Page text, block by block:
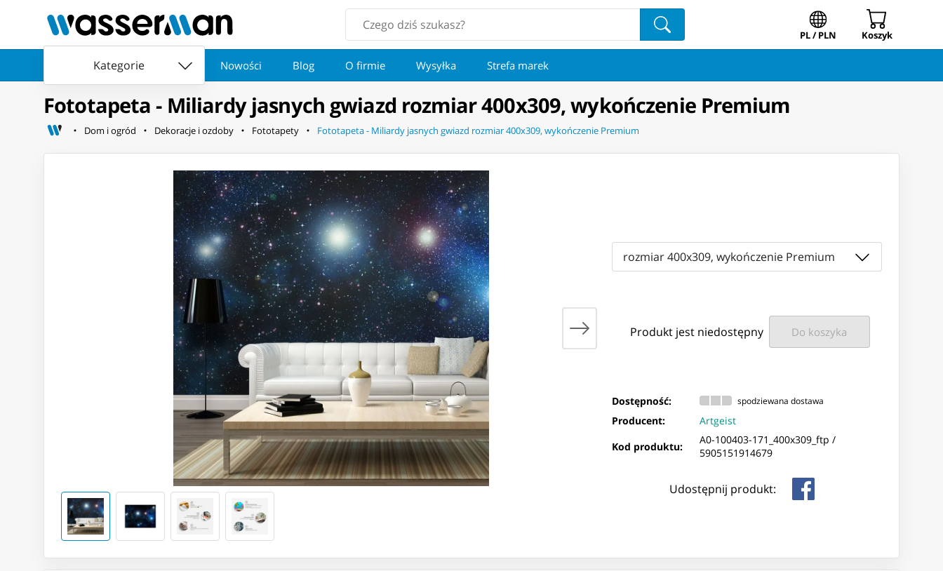
PL / PLN Koszyk
Kategorie Nowości Blog O firmie Wysyłka Strefa marek
Fototapeta - Miliardy jasnych gwiazd rozmiar 400x309, wykończenie Premium
Dom i ogród Dekoracje i ozdoby Fototapety Fototapeta - Miliardy jasnych gwiazd rozmiar 400x309, wykończenie Premium
rozmiar 400x309, wykończenie Premium
Produkt jest niedostępny Do koszyka
Dostępność: spodziewana dostawa
Producent:
Artgeist
Kod produktu:
A0-100403-171_400x309_ftp /
5905151914679
Udostępnij produkt: